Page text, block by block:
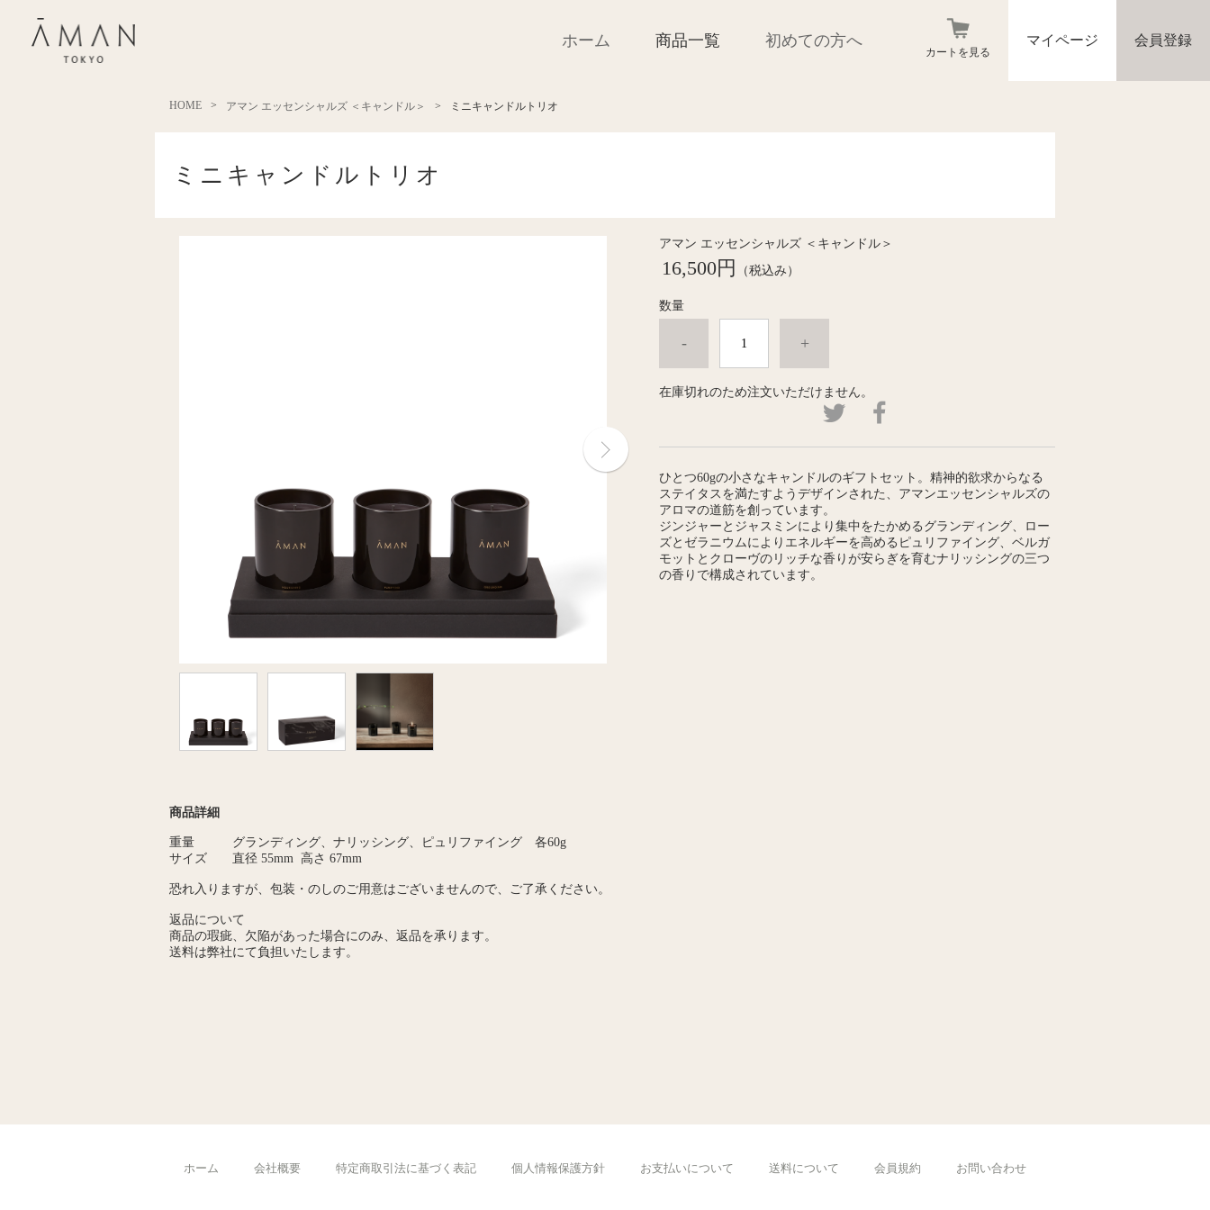
会員登録
マイページ
カートを見る
ホーム 商品一覧 初めての方へ
HOME アマン エッセンシャルズ ＜キャンドル＞ ミニキャンドルトリオ
ミニキャンドルトリオ
アマン エッセンシャルズ ＜キャンドル＞
16,500円 （税込み）
数量
- +
在庫切れのため注文いただけません。
ひとつ60gの小さなキャンドルのギフトセット。精神的欲求からなる
ステイタスを満たすようデザインされた、アマンエッセンシャルズの
アロマの道筋を創っています。
ジンジャーとジャスミンにより集中をたかめるグランディング、ロー
ズとゼラニウムによりエネルギーを高めるピュリファイング、ベルガ
モットとクローヴのリッチな香りが安らぎを育むナリッシングの三つ
の香りで構成されています。
商品詳細
重量 グランディング、ナリッシング、ピュリファイング 各60g
サイズ 直径 55mm 高さ 67mm
恐れ入りますが、包装・のしのご用意はございませんので、ご了承ください。
返品について
商品の瑕疵、欠陥があった場合にのみ、返品を承ります。
送料は弊社にて負担いたします。
ホーム 会社概要 特定商取引法に基づく表記 個人情報保護方針 お支払いについて 送料について 会員規約 お問い合わせ